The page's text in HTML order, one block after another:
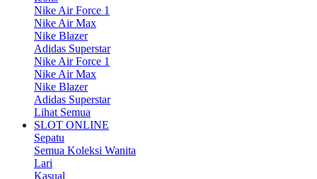
Nike Air Force 1
Nike Air Max
Nike Blazer
Adidas Superstar
Nike Air Force 1
Nike Air Max
Nike Blazer
Adidas Superstar
Lihat Semua
SLOT ONLINE
Sepatu
Semua Koleksi Wanita
Lari
Kasual